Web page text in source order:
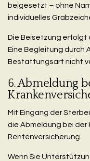
beigesetzt – ohne
individuelles
Die Beisetzung erfolgt
Eine Begleitung durch
Bestattungsart nicht
6. Abmeldung
Mit Eingang der
die Abmeldung bei der
Rentenversicherung.
Wenn Sie